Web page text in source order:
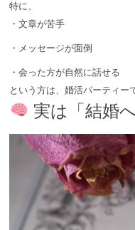
特に、
・文章が苦手
・メッセージが面倒
・会った方が自然に話せる
という方は、婚活パーティー
実は「結婚